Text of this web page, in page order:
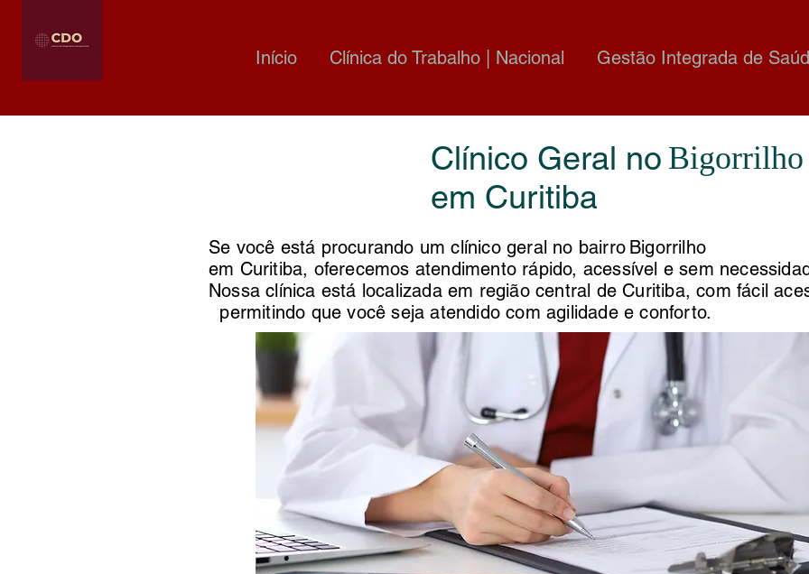
Início Clínica do Trabalho | Nacional Gestão Integrada de
Bigorrilho
Clínico Geral no
em Curitiba
Se você está procurando um clínico geral no bairro
em Curitiba, oferecemos atendimento rápido, acessível e sem
Nossa clínica está localizada em região central de Curitiba, com fácil
permitindo que você seja atendido com agilidade e conforto.
Bigorrilho